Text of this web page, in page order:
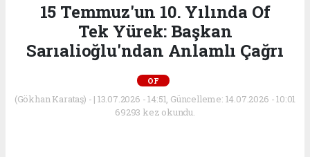
15 Temmuz'un 10. Yılında Of
Tek Yürek: Başkan
Sarıalioğlu'ndan Anlamlı Çağrı
OF
(Gökhan Karataş) - | 13.07.2026 - 14:51, Güncelleme: 14.07.2026 - 10:01
69293 kez okundu.